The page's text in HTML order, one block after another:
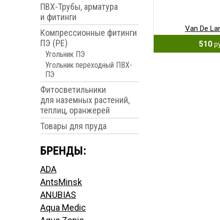
ПВХ-Трубы, арматура
и фитинги
Компрессионные фитинги
ПЭ (PE)
Угольник ПЭ
Угольник переходный ПВХ-
ПЭ
Фитосветильники
для наземных растений,
теплиц, оранжерей
Товары для пруда
БРЕНДЫ:
ADA
AntsMinsk
ANUBIAS
Aqua Medic
Van De
510